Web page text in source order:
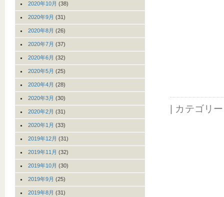
| カテゴリ
2020年10月 (38)
2020年9月 (31)
2020年8月 (26)
2020年7月 (37)
2020年6月 (32)
2020年5月 (25)
2020年4月 (28)
2020年3月 (30)
2020年2月 (31)
2020年1月 (33)
2019年12月 (31)
2019年11月 (32)
2019年10月 (30)
2019年9月 (25)
2019年8月 (31)